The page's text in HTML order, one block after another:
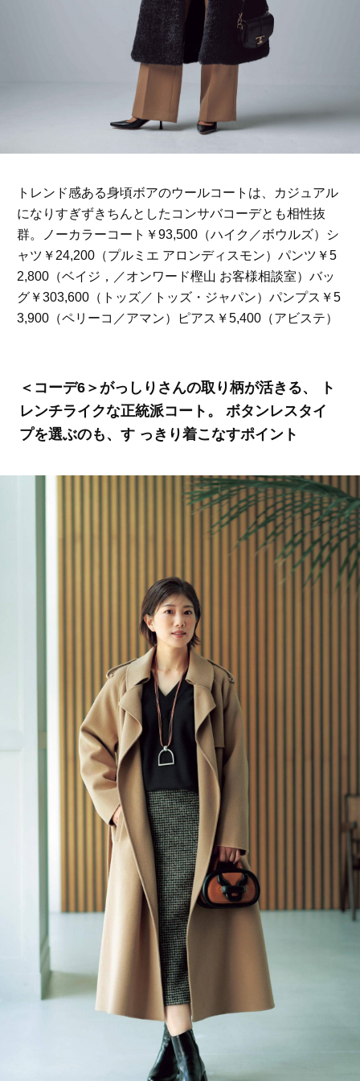
トレンド感ある身頃ボアのウールコートは、カジュアル
になりすぎずきちんとしたコンサバコーデとも相性抜
群。ノーカラーコート￥93,500（ハイク／ボウルズ）シ
ャツ￥24,200（プルミエ アロンディスモン）パンツ￥5
2,800（ベイジ，／オンワード樫山 お客様相談室）バッ
グ￥303,600（トッズ／トッズ・ジャパン）パンプス￥5
3,900（ペリーコ／アマン）ピアス￥5,400（アビステ）
＜コーデ6＞がっしりさんの取り柄が活きる、 ト
レンチライクな正統派コート。 ボタンレスタイ
プを選ぶのも、す っきり着こなすポイント